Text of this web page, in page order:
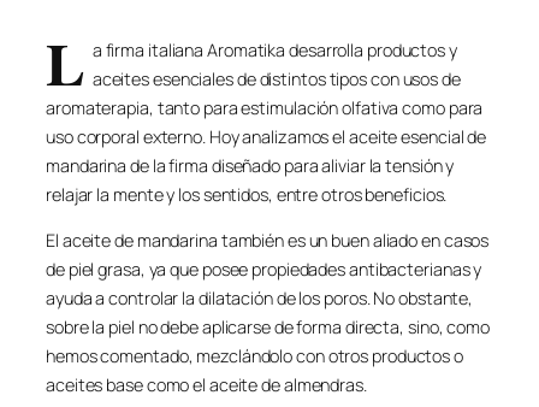
L a firma italiana Aromatika desarrolla productos y
aceites esenciales de distintos tipos con usos de
aromaterapia, tanto para estimulación olfativa como para
uso corporal externo. Hoy analizamos el aceite esencial de
mandarina de la firma diseñado para aliviar la tensión y
relajar la mente y los sentidos, entre otros beneficios.
El aceite de mandarina también es un buen aliado en casos
de piel grasa, ya que posee propiedades antibacterianas y
ayuda a controlar la dilatación de los poros. No obstante,
sobre la piel no debe aplicarse de forma directa, sino, como
hemos comentado, mezclándolo con otros productos o
aceites base como el aceite de almendras.